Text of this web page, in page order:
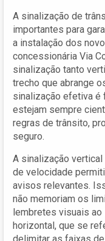
A sinalização de
importantes para
a instalação dos
concessionária Via
sinalização tanto
trecho que abrange
sinalização efetiva é
estejam sempre
regras de trânsito,
seguro.
A sinalização
de velocidade
avisos relevantes.
não memoriam os
lembretes visuais ao
horizontal, que se